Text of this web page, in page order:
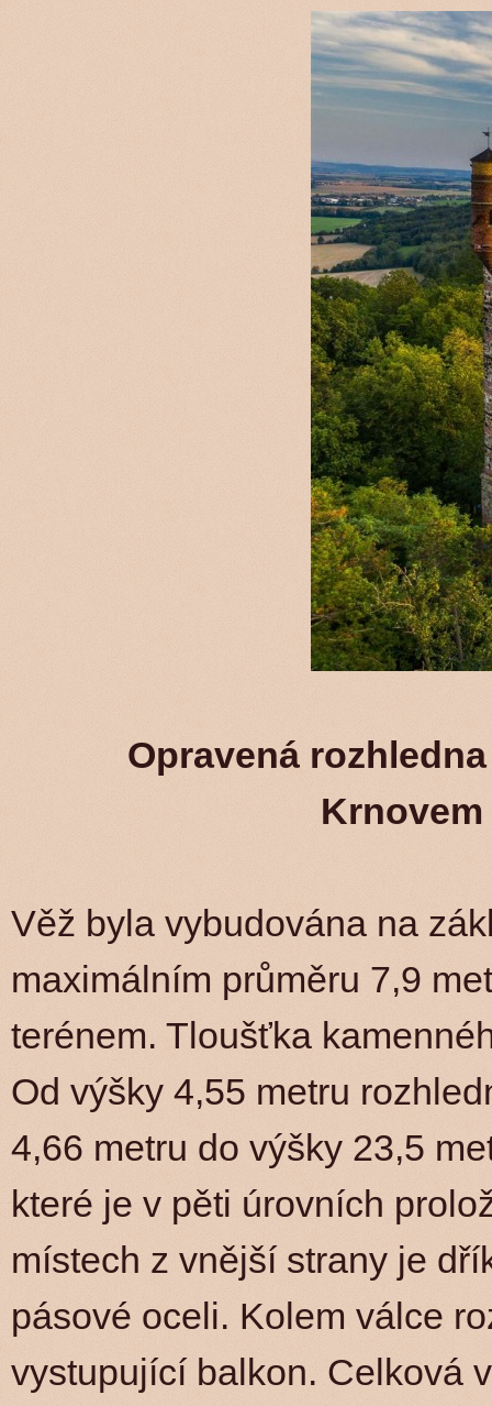
Opravená
Krnovem
Věž byla vybudována na
maximálním průměru 7,9
terénem. Tloušťka
Od výšky 4,55 metru
4,66 metru do výšky 23,5
které je v pěti úrovních
místech z vnější strany je
pásové oceli. Kolem válce
vystupující balkon. Celková